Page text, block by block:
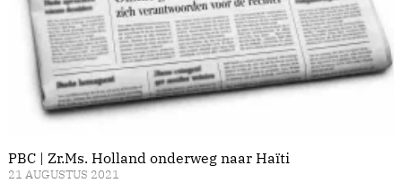
PBC | Zr.Ms. Holland onderweg naar Haïti
21 AUGUSTUS 2021